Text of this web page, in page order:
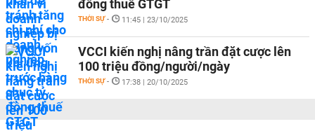
đồng thuế GTGT
THỜI SỰ - 11:45 | 23/10/2025
VCCI kiến nghị nâng trần đặt cược lên
100 triệu đồng/người/ngày
THỜI SỰ - 17:38 | 20/10/2025